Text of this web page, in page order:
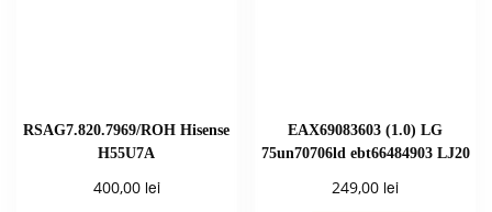
RSAG7.820.7969/ROH Hisense
H55U7A
400,00 lei
EAX69083603 (1.0) LG
75un70706ld ebt66484903 LJ20
249,00 lei